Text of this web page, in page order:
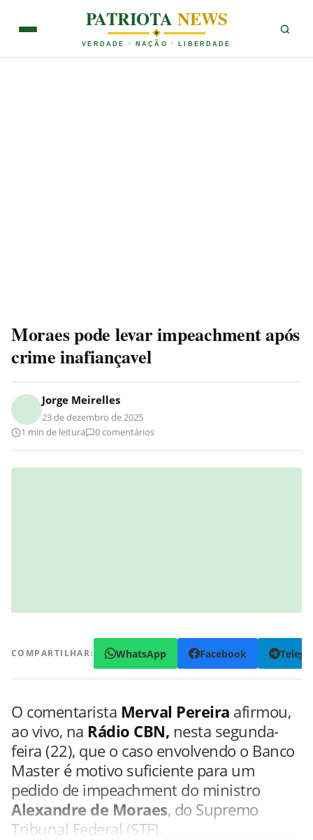
PATRIOTANEWS
VERDADE · NAÇÃO · LIBERDADE
Moraes pode levar impeachment após
crime inafiançavel
Jorge Meirelles
23 de dezembro de 2025
1 min de leitura
0 comentários
COMPARTILHAR: WhatsApp Facebook
O comentarista Merval Pereira afirmou,
ao vivo, na Rádio CBN, nesta segunda-
feira (22), que o caso envolvendo o Banco
Master é motivo suficiente para um
pedido de impeachment do ministro
Alexandre de Moraes, do Supremo
Tribunal Federal (STF).